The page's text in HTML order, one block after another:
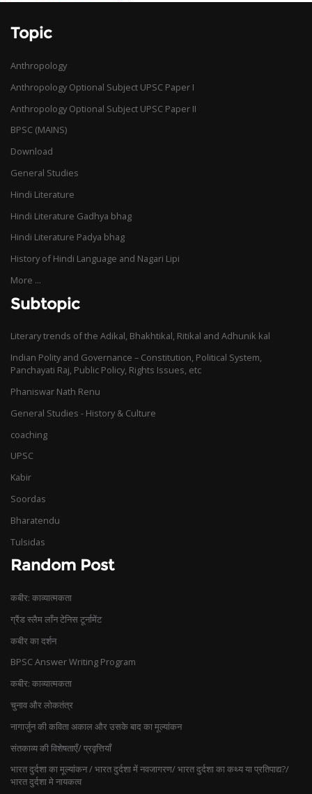
Topic
Anthropology
Anthropology Optional Subject UPSC Paper I
Anthropology Optional Subject UPSC Paper II
BPSC (MAINS)
Download
General Studies
Hindi Literature
Hindi Literature Gadhya bhag
Hindi Literature Padya bhag
History of Hindi Language and Nagari Lipi
More ...
Subtopic
Literary trends of the Adikal, Bhakhtikal, Ritikal and Adhunik kal
Indian Polity and Governance – Constitution, Political System,
Panchayati Raj, Public Policy, Rights Issues, etc
Phaniswar Nath Renu
General Studies - History & Culture
coaching
UPSC
Kabir
Soordas
Bharatendu
Tulsidas
Random Post
कबीर: काव्यात्मकता
ग्रैंड स्लैम लाँन टेनिस टूर्नामेंट
कबीर का दर्शन
BPSC Answer Writing Program
कबीर: काव्यात्मकता
चुनाव और लोकतंत्र
नागार्जुन की कविता अकाल और उसके बाद का मूल्यांकन
संतकाव्य की विशेषताएँ/ प्रवृत्तियाँ
भारत दुर्दशा का मूल्यांकन / भारत दुर्दशा में नवजागरण/ भारत दुर्दशा का कथ्य या प्रतिपाद्य?/
भारत दुर्दशा मे नायकत्व